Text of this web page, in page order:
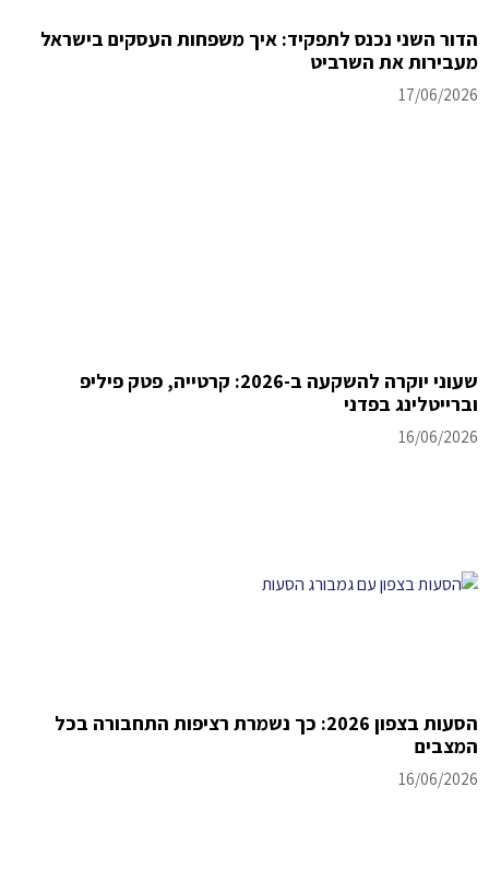
הדור השני נכנס לתפקיד: איך משפחות העסקים בישראל
מעבירות את השרביט
17/06/2026
שעוני יוקרה להשקעה ב-2026: קרטייה, פטק פיליפ
וברייטלינג בפדני
16/06/2026
הסעות בצפון 2026: כך נשמרת רציפות התחבורה בכל
המצבים
16/06/2026